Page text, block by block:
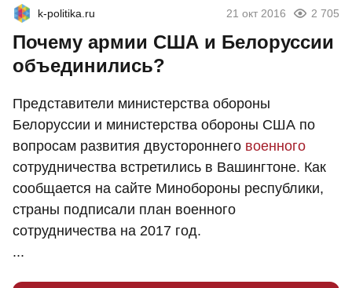
k-politika.ru 21 окт 2016 2 705
Почему армии США и Белоруссии
объединились?
Представители министерства обороны
Белоруссии и министерства обороны США по
вопросам развития двустороннего военного
сотрудничества встретились в Вашингтоне. Как
сообщается на сайте Минобороны республики,
страны подписали план военного
сотрудничества на 2017 год.
...